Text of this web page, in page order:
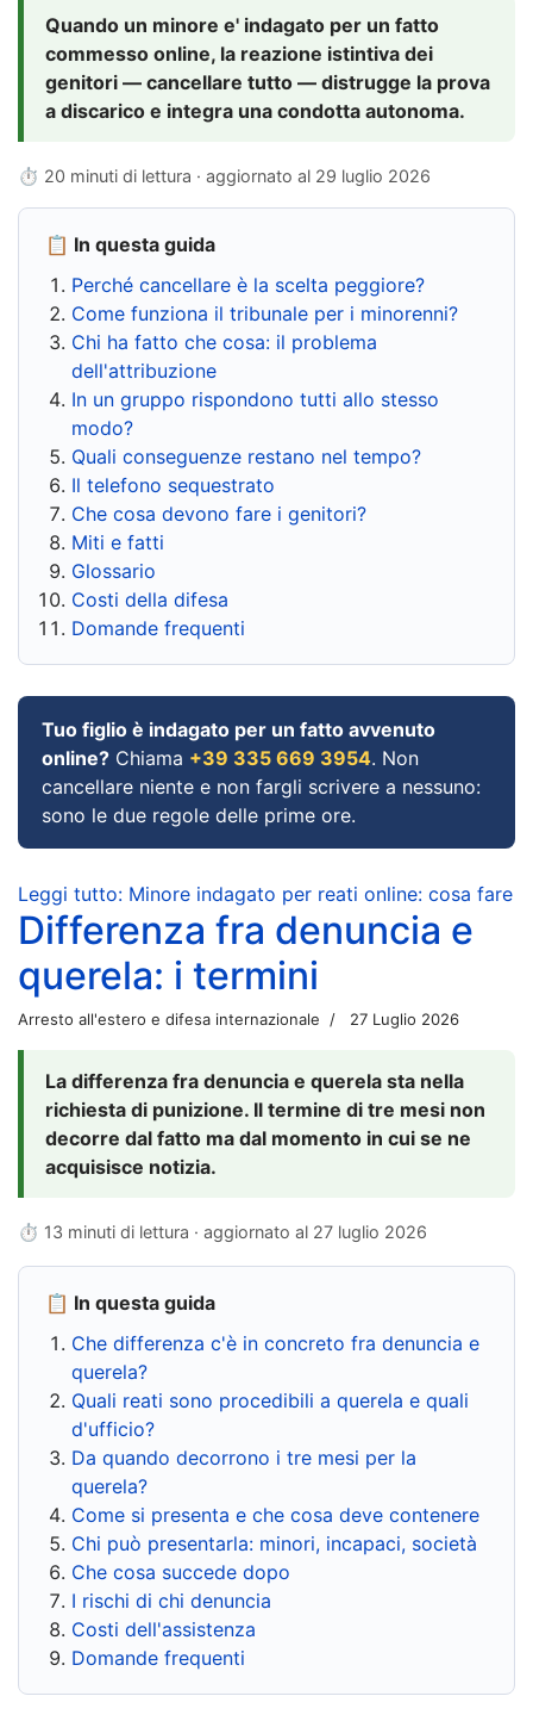
Quando un minore e' indagato per un fatto
commesso online, la reazione istintiva dei
genitori — cancellare tutto — distrugge la prova
a discarico e integra una condotta autonoma.
⏱ 20 minuti di lettura · aggiornato al 29 luglio 2026
📋 In questa guida
Perché cancellare è la scelta peggiore?
Come funziona il tribunale per i minorenni?
Chi ha fatto che cosa: il problema
dell'attribuzione
In un gruppo rispondono tutti allo stesso
modo?
Quali conseguenze restano nel tempo?
Il telefono sequestrato
Che cosa devono fare i genitori?
Miti e fatti
Glossario
Costi della difesa
Domande frequenti
Tuo figlio è indagato per un fatto avvenuto
online? Chiama +39 335 669 3954. Non
cancellare niente e non fargli scrivere a nessuno:
sono le due regole delle prime ore.
Leggi tutto: Minore indagato per reati online: cosa fare
Differenza fra denuncia e
querela: i termini
Arresto all'estero e difesa internazionale 27 Luglio 2026
La differenza fra denuncia e querela sta nella
richiesta di punizione. Il termine di tre mesi non
decorre dal fatto ma dal momento in cui se ne
acquisisce notizia.
⏱ 13 minuti di lettura · aggiornato al 27 luglio 2026
📋 In questa guida
Che differenza c'è in concreto fra denuncia e
querela?
Quali reati sono procedibili a querela e quali
d'ufficio?
Da quando decorrono i tre mesi per la
querela?
Come si presenta e che cosa deve contenere
Chi può presentarla: minori, incapaci, società
Che cosa succede dopo
I rischi di chi denuncia
Costi dell'assistenza
Domande frequenti